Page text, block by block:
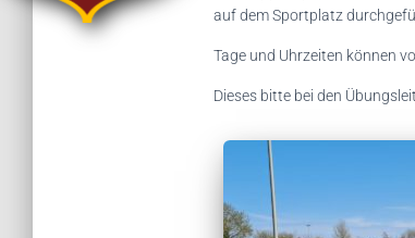
auf dem Sportplatz
Tage und Uhrzeiten können
Dieses bitte bei den